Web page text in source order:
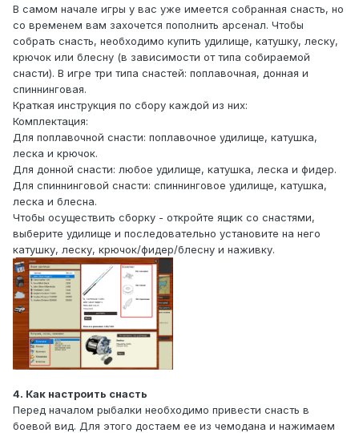
В самом начале игры у вас уже имеется собранная снасть, но
со временем вам захочется пополнить арсенал. Чтобы
собрать снасть, необходимо купить удилище, катушку, леску,
крючок или блесну (в зависимости от типа собираемой
снасти). В игре три типа снастей: поплавочная, донная и
спиннинговая.
Краткая инструкция по сбору каждой из них:
Комплектация:
Для поплавочной снасти: поплавочное удилище, катушка,
леска и крючок.
Для донной снасти: любое удилище, катушка, леска и фидер.
Для спиннинговой снасти: спиннинговое удилище, катушка,
леска и блесна.
Чтобы осуществить сборку - откройте ящик со снастями,
выберите удилище и последовательно установите на него
катушку, леску, крючок/фидер/блесну и наживку.
4. Как настроить снасть
Перед началом рыбалки необходимо привести снасть в
боевой вид. Для этого достаем ее из чемодана и нажимаем